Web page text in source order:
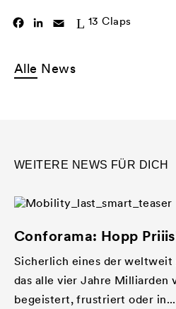
13 Claps
Facebook
LinkedIn
Email
Alle News
WEITERE NEWS FÜR DICH
Conforama: Hopp
Sicherlich eines der weltweit
das alle vier Jahre Milliarden
begeistert, frustriert oder in...